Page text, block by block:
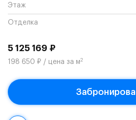
Этаж
Отделка
5 125 169 ₽
198 650 ₽ / цена за м2